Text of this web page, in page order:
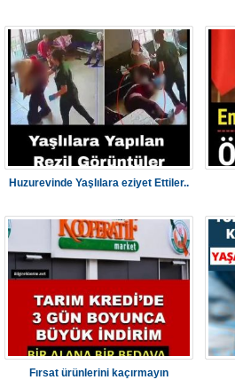
Huzurevinde Yaşlılara eziyet Ettiler..
Fırsat ürünlerini kaçırmayın